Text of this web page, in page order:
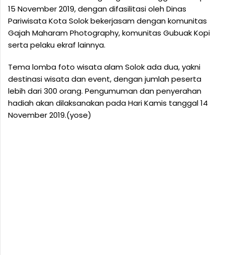
15 November 2019, dengan difasilitasi oleh Dinas
Pariwisata Kota Solok bekerjasam dengan komunitas
Gajah Maharam Photography, komunitas Gubuak Kopi
serta pelaku ekraf lainnya.
Tema lomba foto wisata alam Solok ada dua, yakni
destinasi wisata dan event, dengan jumlah peserta
lebih dari 300 orang. Pengumuman dan penyerahan
hadiah akan dilaksanakan pada Hari Kamis tanggal 14
November 2019.(yose)